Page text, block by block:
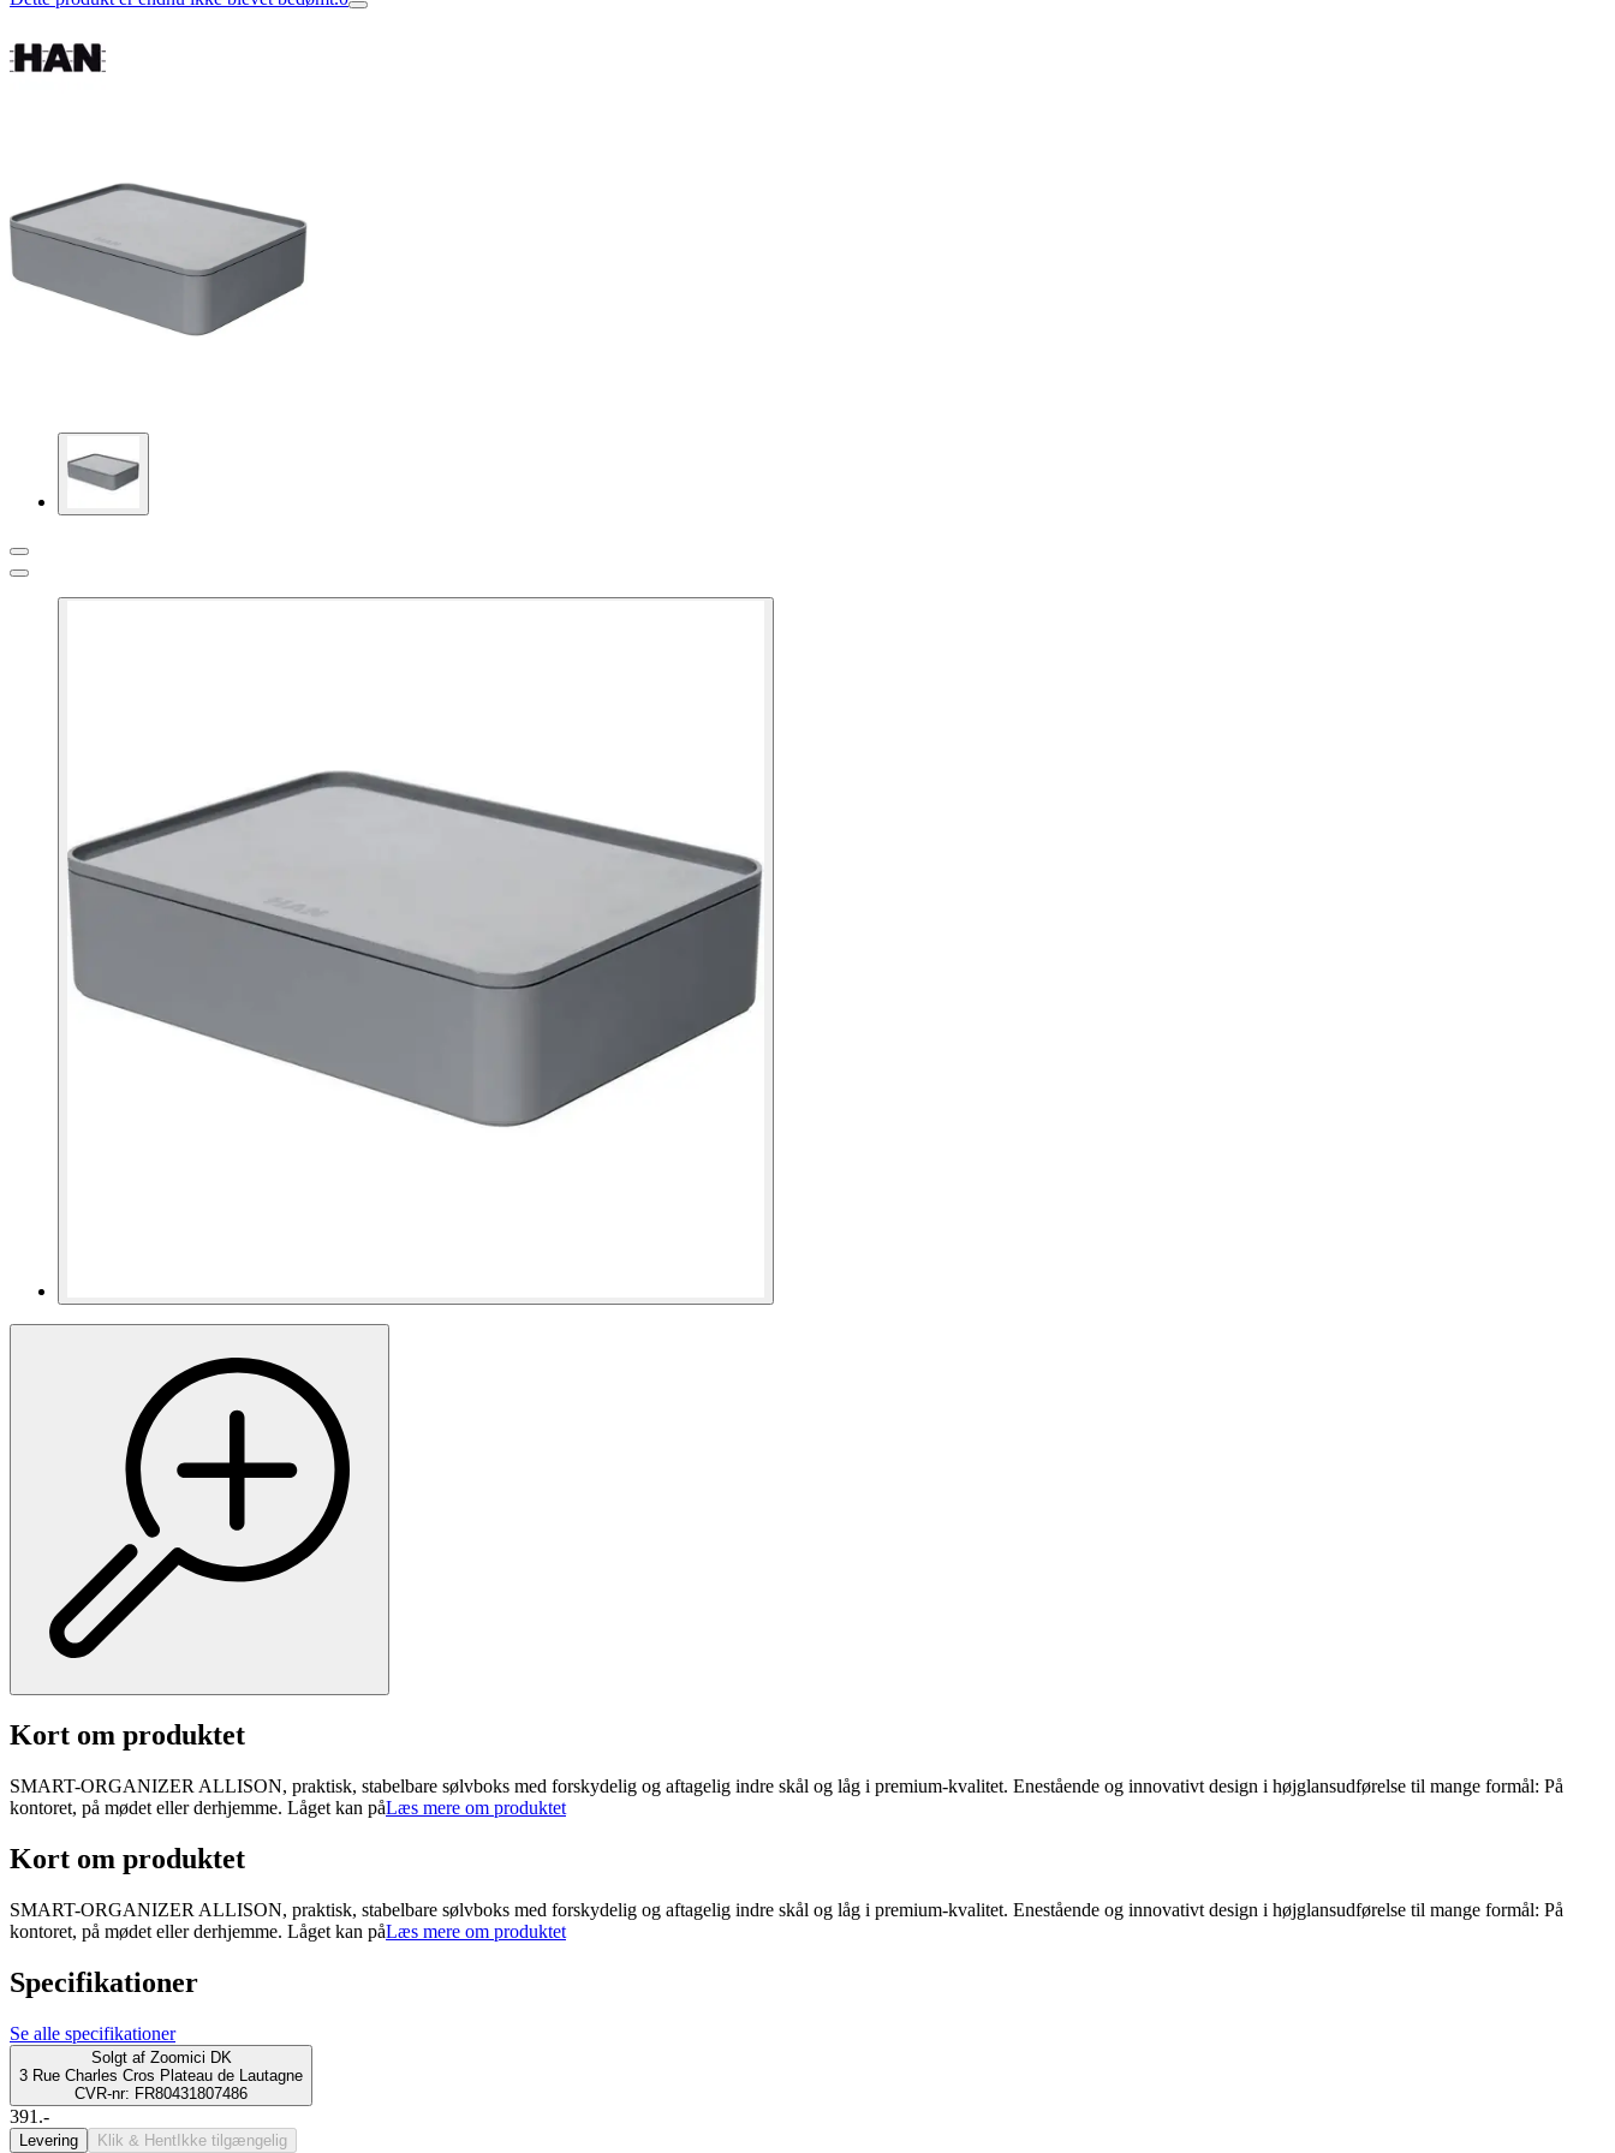
Kort om produktet
SMART-ORGANIZER ALLISON, praktisk, stabelbare sølvboks med forskydelig og aftagelig indre skål og låg i premium-kvalitet. Enestående og innovativt design i højglansudførelse til mange formål: På
kontoret, på mødet eller derhjemme. Låget kan påLæs mere om produktet
Kort om produktet
SMART-ORGANIZER ALLISON, praktisk, stabelbare sølvboks med forskydelig og aftagelig indre skål og låg i premium-kvalitet. Enestående og innovativt design i højglansudførelse til mange formål: På
kontoret, på mødet eller derhjemme. Låget kan påLæs mere om produktet
Specifikationer
Se alle specifikationer
Solgt af Zoomici DK
3 Rue Charles Cros Plateau de Lautagne
CVR-nr: FR80431807486
391.-
Levering Klik & Hent Ikke tilgængelig